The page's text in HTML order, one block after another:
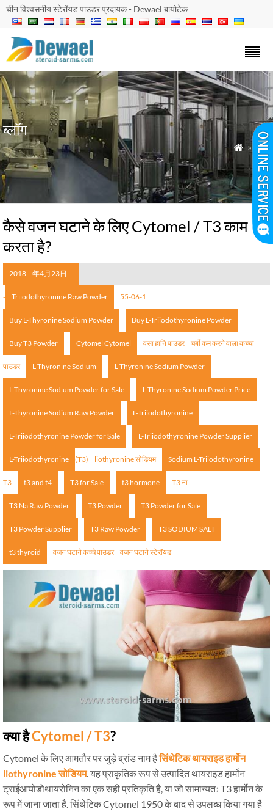
चीन विश्वसनीय स्टेरॉयड पाउडर प्रदायक - Dewael बायोटेक
ब्लॉग
 » ब्लॉग
कैसे वजन घटाने के लिए Cytomel / T3 काम
करता है?
2018 年4月23日
- Triiodothyronine Raw Powder 55-06-1
Buy L-Thyronine Sodium Powder Buy L-Triiodothyronine Powder
Buy T3 Powder Cytomel Cytomel वसा हानि पाउडर चर्बी कम करने वाला कच्चा
पाउडर L-Thyronine Sodium L-Thyronine Sodium Powder
L-Thyronine Sodium Powder for Sale L-Thyronine Sodium Powder Price
L-Thyronine Sodium Raw Powder L-Triiodothyronine
L-Triiodothyronine Powder for Sale L-Triiodothyronine Powder Supplier
L-Triiodothyronine (T3) liothyronine सोडियम Sodium L-Triiodothyronine
T3 t3 and t4 T3 for Sale t3 hormone T3 ना
T3 Na Raw Powder T3 Powder T3 Powder for Sale
T3 Powder Supplier T3 Raw Powder T3 SODIUM SALT
t3 thyroid वजन घटाने कच्चे पाउडर वजन घटाने स्टेरॉयड
क्या हैCytomel / T3?
Cytomel के लिए आमतौर पर जुड़े ब्रांड नाम हैसिंथेटिक थायराइड हार्मोन
liothyronine सोडियम. यह प्राकृतिक रूप से उत्पादित थायराइड हार्मोन
ट्राईआयोडोथायरोनिन का एक सही प्रतिकृति है, या जो सामान्यतः T3 हार्मोन के
रूप में जाना जाता है. सिंथेटिक Cytomel 1950 के बाद से उपलब्ध किया गया है